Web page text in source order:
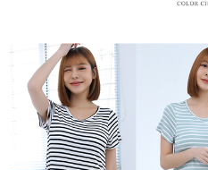
※ 請注意：結帳手續完成當下不需立
後付繳納相關費用。
※ 交易是否成功請以「AFTEE先享後
是否繳費成功／繳費後需取消欲退款
客戶支援中心」 https://
【注意事項】
１．透過由恩沛科技股份有限公司提
易，需依本服務之必要範圍內提供個
付款後7-11取貨
每筆NT$80，滿NT$899(含以上)
黑貓宅急便
每筆NT$80，滿NT$899(含以上)